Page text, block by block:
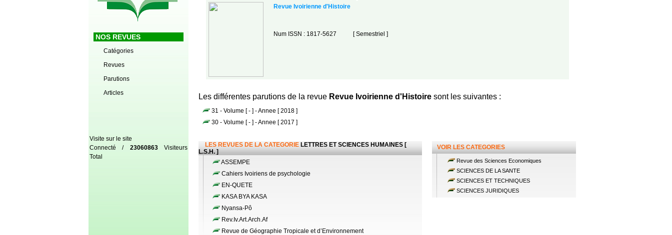
NOS REVUES
Catégories
Revues
Parutions
Articles
Visite sur le site
Connecté / 23060863Visiteurs
Total
Revue Ivoirienne d'Histoire
Num ISSN : 1817-5627 [ Semestriel ]
Les différentes parutions de la revue Revue Ivoirienne d'Histoire sont les suivantes :
31 - Volume [ - ] - Annee [ 2018 ]
30 - Volume [ - ] - Annee [ 2017 ]
LES REVUES DE LA CATEGORIE LETTRES ET SCIENCES HUMAINES [
L.S.H. ]
ASSEMPE
Cahiers Ivoiriens de psychologie
EN-QUETE
KASA BYA KASA
Nyansa-Pô
Rev.Iv.Art.Arch.Af
Revue de Géographie Tropicale et d’Environnement
VOIR LES CATEGORIES
Revue des Sciences Economiques
SCIENCES DE LA SANTE
SCIENCES ET TECHNIQUES
SCIENCES JURIDIQUES